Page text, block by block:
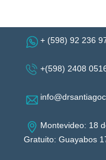
+ (598) 92 236
+(598) 2408
Montevideo: 18
Gratuito: Guayabos